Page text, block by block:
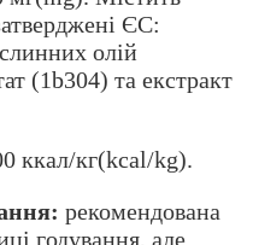
ЄС:
олій
(1b304) та екстракт
ккал/кг(kсal/kg).
рекомендована
годування, але